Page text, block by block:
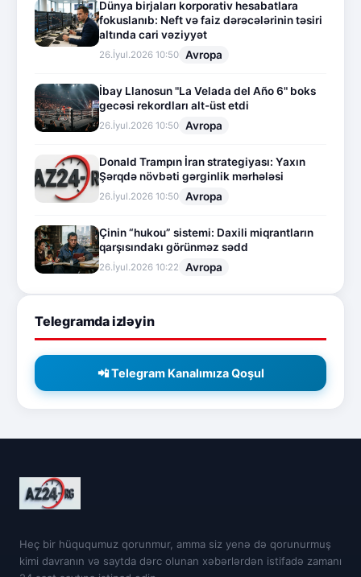
Dünya birjaları korporativ hesabatlara
fokuslanıb: Neft və faiz dərəcələrinin təsiri
altında cari vəziyyət
26.İyul.2026 10:50 Avropa
İbay Llanosun "La Velada del Año 6" boks
gecəsi rekordları alt-üst etdi
26.İyul.2026 10:50 Avropa
Donald Trampın İran strategiyası: Yaxın
Şərqdə növbəti gərginlik mərhələsi
26.İyul.2026 10:50 Avropa
Çinin “hukou” sistemi: Daxili miqrantların
qarşısındakı görünməz sədd
26.İyul.2026 10:22 Avropa
Telegramda izləyin
📲 Telegram Kanalımıza Qoşul
Heç bir hüququmuz qorunmur, amma siz yenə də qorunurmuş
kimi davranın və saytda dərc olunan xəbərlərdən istifadə zamanı